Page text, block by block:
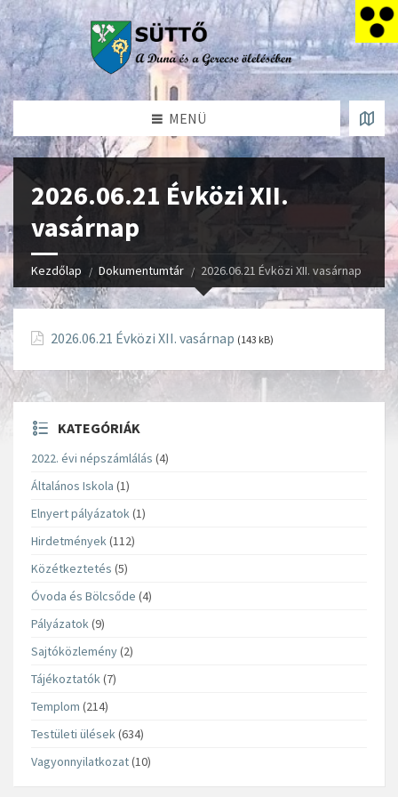
MENÜ
2026.06.21 Évközi XII.
vasárnap
Kezdőlap Dokumentumtár 2026.06.21 Évközi XII. vasárnap
2026.06.21 Évközi XII. vasárnap (143 kB)
KATEGÓRIÁK
2022. évi népszámlálás (4)
Általános Iskola (1)
Elnyert pályázatok(1)
Hirdetmények(112)
Közétkeztetés (5)
Óvoda és Bölcsőde (4)
Pályázatok(9)
Sajtóközlemény(2)
Tájékoztatók(7)
Templom (214)
Testületi ülések(634)
Vagyonnyilatkozat(10)